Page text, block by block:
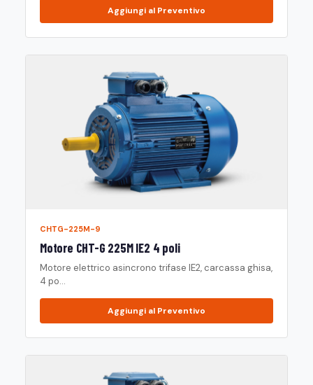
Aggiungi al Preventivo
CHTG-225M-9
Motore CHT-G 225M IE2 4 poli
Motore elettrico asincrono trifase IE2, carcassa ghisa,
4 po...
Aggiungi al Preventivo